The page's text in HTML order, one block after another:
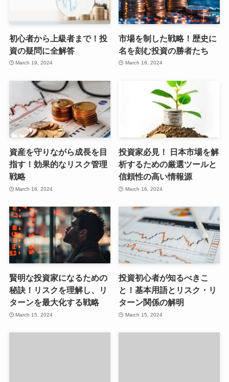
初心者から上級者まで！投
資の疑問に全解答
March 19, 2024
市場を制した戦略！歴史に
名を刻む投資の勝者たち
March 16, 2024
資産を守りながら成長を目
指す！効果的なリスク管理
戦略
March 16, 2024
投資家必見！ 日本市場を解
析するための厳選ツールと
信頼性の高い情報源
March 16, 2024
賢明な投資家になるための
秘訣！リスクを理解し、リ
ターンを最大化する戦略
March 15, 2024
投資初心者が知るべきこ
と！基本用語とリスク・リ
ターン関係の解明
March 15, 2024